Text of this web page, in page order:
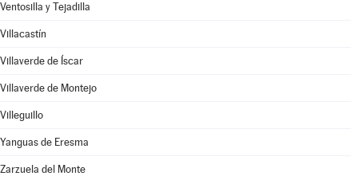
Ventosilla y Tejadilla
Villacastín
Villaverde de Íscar
Villaverde de Montejo
Villeguillo
Yanguas de Eresma
Zarzuela del Monte